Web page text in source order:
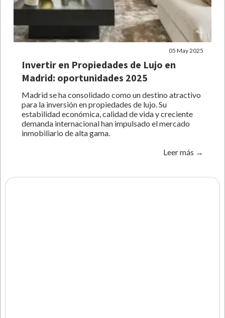
05 May 2025
Invertir en Propiedades de Lujo en
Madrid: oportunidades 2025
Madrid se ha consolidado como un destino atractivo
para la inversión en propiedades de lujo. Su
estabilidad económica, calidad de vida y creciente
demanda internacional han impulsado el mercado
inmobiliario de alta gama.
Leer más →